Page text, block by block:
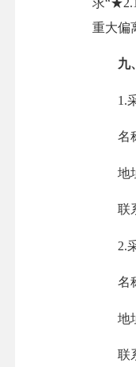
重大偏
九
1.采
名称
地址
联系
2.采
名称
地址
联系